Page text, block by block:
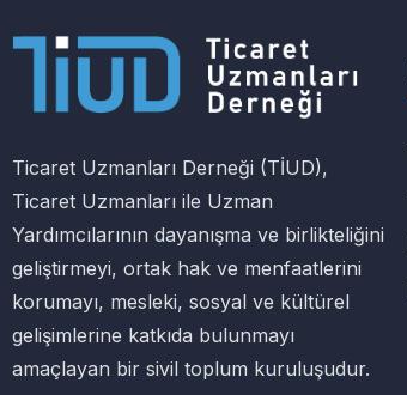
Ticaret Uzmanları Derneği (TİUD),
Ticaret Uzmanları ile Uzman
Yardımcılarının dayanışma ve birlikteliğini
geliştirmeyi, ortak hak ve menfaatlerini
korumayı, mesleki, sosyal ve kültürel
gelişimlerine katkıda bulunmayı
amaçlayan bir sivil toplum kuruluşudur.